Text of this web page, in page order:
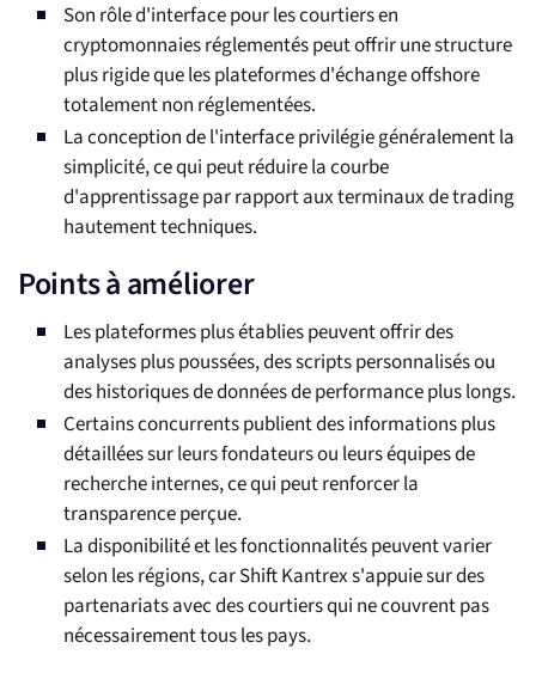
Son rôle d'interface pour les courtiers en
cryptomonnaies réglementés peut offrir une structure
plus rigide que les plateformes d'échange offshore
totalement non réglementées.
La conception de l'interface privilégie généralement la
simplicité, ce qui peut réduire la courbe
d'apprentissage par rapport aux terminaux de trading
hautement techniques.
Points à améliorer
Les plateformes plus établies peuvent offrir des
analyses plus poussées, des scripts personnalisés ou
des historiques de données de performance plus longs.
Certains concurrents publient des informations plus
détaillées sur leurs fondateurs ou leurs équipes de
recherche internes, ce qui peut renforcer la
transparence perçue.
La disponibilité et les fonctionnalités peuvent varier
selon les régions, car Shift Kantrex s'appuie sur des
partenariats avec des courtiers qui ne couvrent pas
nécessairement tous les pays.